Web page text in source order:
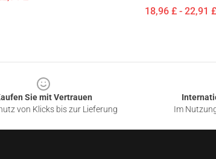
18,96 £ - 22,91 £
Sie mit Vertrauen
von Klicks bis zur Lieferung
Im